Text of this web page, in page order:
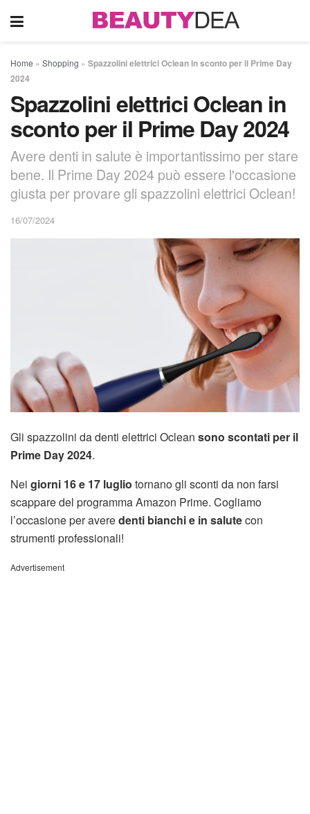
Home » Shopping » Spazzolini elettrici Oclean in sconto per il Prime Day
2024
Spazzolini elettrici Oclean in
sconto per il Prime Day 2024
Avere denti in salute è importantissimo per stare
bene. Il Prime Day 2024 può essere l'occasione
giusta per provare gli spazzolini elettrici Oclean!
16/07/2024
Gli spazzolini da denti elettrici Oclean sono scontati per il
Prime Day 2024.
Nei giorni 16 e 17 luglio tornano gli sconti da non farsi
scappare del programma Amazon Prime. Cogliamo
l’occasione per averedenti bianchi e in salutecon
strumenti professionali!
Advertisement